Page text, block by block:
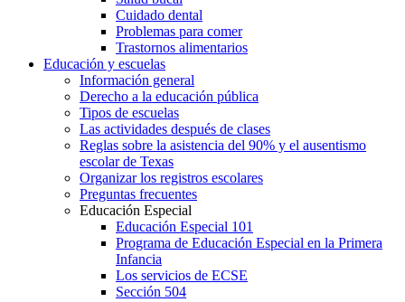
Cuidado dental
Problemas para comer
Trastornos alimentarios
Educación y escuelas
Información general
Derecho a la educación pública
Tipos de escuelas
Las actividades después de clases
Reglas sobre la asistencia del 90% y el ausentismo
escolar de Texas
Organizar los registros escolares
Preguntas frecuentes
Educación Especial
Educación Especial 101
Programa de Educación Especial en la Primera
Infancia
Los servicios de ECSE
Sección 504